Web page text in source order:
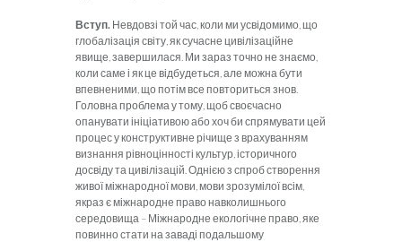
Вступ. Невдовзі той час, коли ми усвідомимо, що
глобалізація світу, як сучасне цивілізаційне
явище, завершилася. Ми зараз точно не знаємо,
коли саме і як це відбудеться, але можна бути
впевненими, що потім все повториться знов.
Головна проблема у тому, щоб своєчасно
опанувати ініціативою або хоч би спрямувати цей
процес у конструктивне річище з врахуванням
визнання рівноцінності культур, історичного
досвіду та цивілізацій. Однією з спроб створення
живої міжнародної мови, мови зрозумілої всім,
якраз є міжнародне право навколишнього
середовища – Міжнародне екологічне право, яке
повинно стати на заваді подальшому